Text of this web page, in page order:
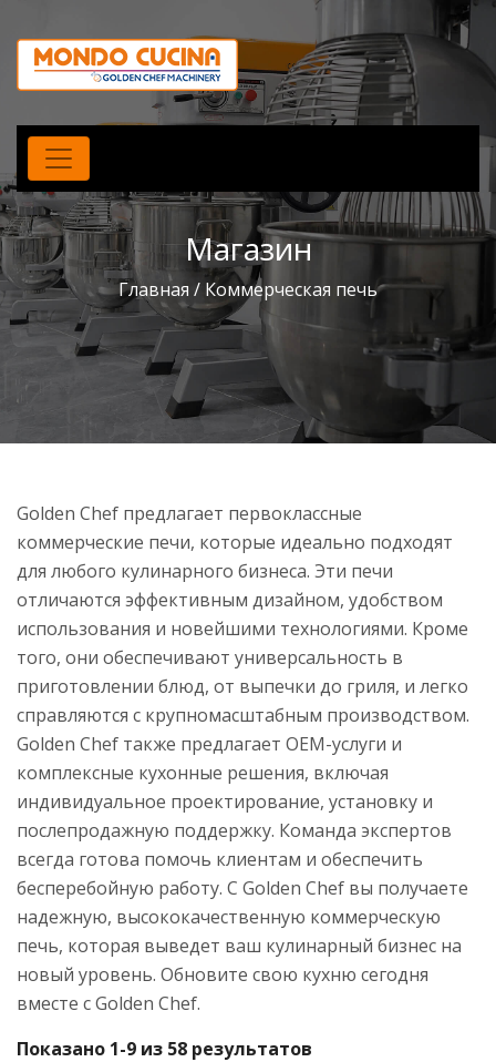
Магазин
Главная / Коммерческая печь
Golden Chef предлагает первоклассные
коммерческие печи, которые идеально подходят
для любого кулинарного бизнеса. Эти печи
отличаются эффективным дизайном, удобством
использования и новейшими технологиями. Кроме
того, они обеспечивают универсальность в
приготовлении блюд, от выпечки до гриля, и легко
справляются с крупномасштабным производством.
Golden Chef также предлагает OEM-услуги и
комплексные кухонные решения, включая
индивидуальное проектирование, установку и
послепродажную поддержку. Команда экспертов
всегда готова помочь клиентам и обеспечить
бесперебойную работу. С Golden Chef вы получаете
надежную, высококачественную коммерческую
печь, которая выведет ваш кулинарный бизнес на
новый уровень. Обновите свою кухню сегодня
вместе с Golden Chef.
Показано 1-9 из 58 результатов